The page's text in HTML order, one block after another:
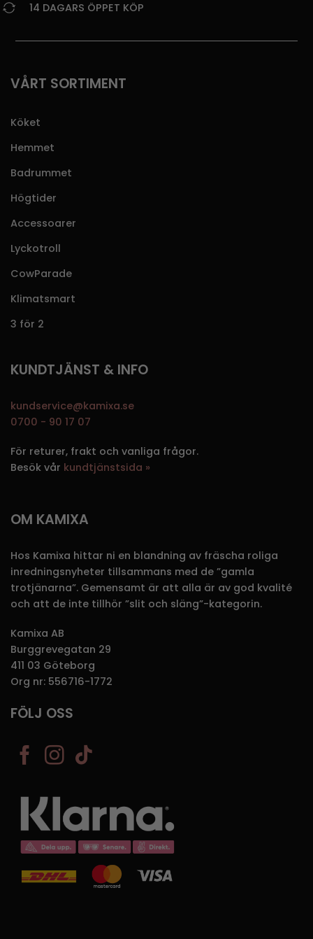
14 DAGARS ÖPPET KÖP
VÅRT SORTIMENT
Köket
Hemmet
Badrummet
Högtider
Accessoarer
Lyckotroll
CowParade
Klimatsmart
3 för 2
KUNDTJÄNST & INFO
kundservice@kamixa.se
0700 - 90 17 07
För returer, frakt och vanliga frågor.
Besök vår kundtjänstsida »
OM KAMIXA
Hos Kamixa hittar ni en blandning av fräscha roliga
inredningsnyheter tillsammans med de ”gamla
trotjänarna”. Gemensamt är att alla är av god kvalité
och att de inte tillhör ”slit och släng”-kategorin.
Kamixa AB
Burggrevegatan 29
411 03 Göteborg
Org nr: 556716-1772
FÖLJ OSS